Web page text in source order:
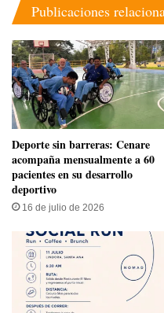
Publicaciones
​Deporte sin barreras: Cenare
acompaña mensualmente a 60
pacientes en su desarrollo
deportivo
16 de julio de 2026